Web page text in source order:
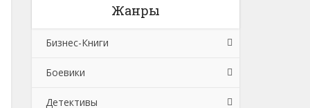
Жанры
Бизнес-Книги
Банковское дело
Бухучет, налогообложение, аудит
Боевики
Боевики: Прочее
Детективы